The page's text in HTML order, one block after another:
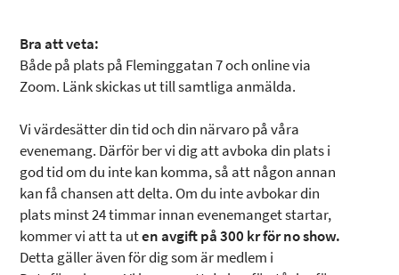
Bra att veta:
Både på plats på Fleminggatan 7 och online via
Zoom. Länk skickas ut till samtliga anmälda.
Vi värdesätter din tid och din närvaro på våra
evenemang. Därför ber vi dig att avboka din plats i
god tid om du inte kan komma, så att någon annan
kan få chansen att delta. Om du inte avbokar din
plats minst 24 timmar innan evenemanget startar,
kommer vi att ta uten avgift på 300 kr för no show.
Detta gäller även för dig som är medlem i